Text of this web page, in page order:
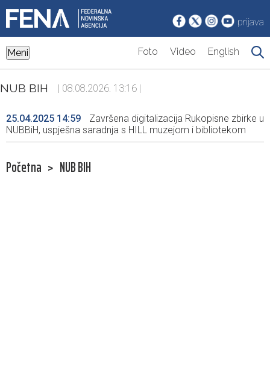
prijava
Meni Foto Video English
NUB BIH | 08.08.2026. 13:16 |
25.04.2025 14:59
Završena digitalizacija Rukopisne zbirke u
NUBBiH, uspješna saradnja s HILL muzejom i bibliotekom
Početna > NUB BIH